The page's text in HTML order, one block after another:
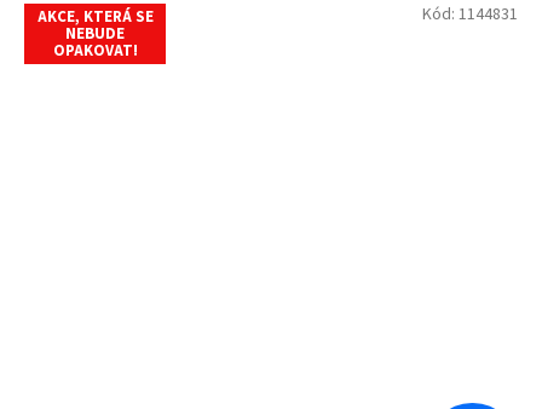
AKCE, KTERÁ SE
NEBUDE
OPAKOVAT!
Kód: 1144831